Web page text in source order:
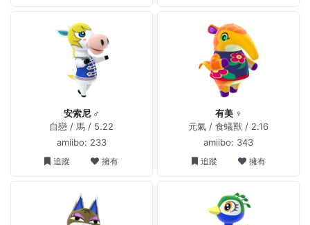
安索尼 ♂
自戀 / 馬 / 5.22
amiibo: 233
追蹤 擁有
有美 ♀
元氣 / 食蟻獸 / 2.16
amiibo: 343
追蹤 擁有